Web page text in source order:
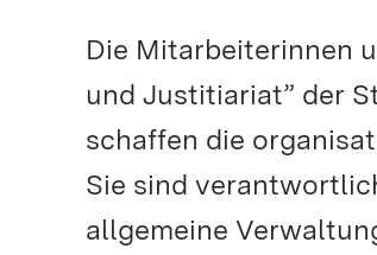
Die Mitarbeiterinnen
und Justitiariat” der
schaffen die
Sie sind
allgemeine